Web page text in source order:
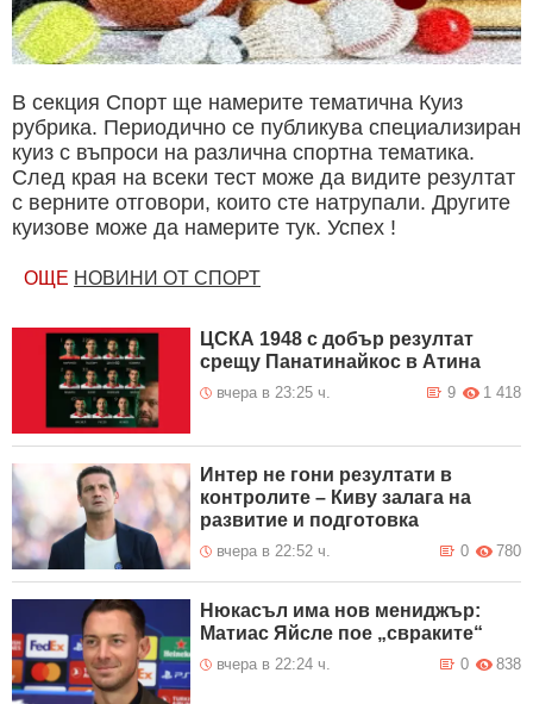
В секция Спорт ще намерите тематична Куиз
рубрика. Периодично се публикува специализиран
куиз с въпроси на различна спортна тематика.
След края на всеки тест може да видите резултат
с верните отговори, които сте натрупали. Другите
куизове може да намерите тук. Успех !
ОЩЕ НОВИНИ ОТ СПОРТ
ЦСКА 1948 с добър резултат
срещу Панатинайкос в Атина
вчера в 23:25 ч. 1 418
9
Интер не гони резултати в
контролите – Киву залага на
развитие и подготовка
вчера в 22:52 ч. 780
0
Нюкасъл има нов мениджър:
Матиас Яйсле пое „свраките“
вчера в 22:24 ч. 838
0